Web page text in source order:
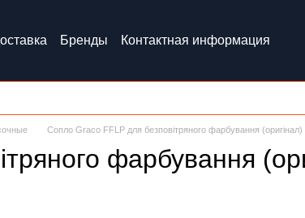
Бренды
Контактная информация
Сопло Graco FFLP для безповітряного фарбування (оригінал)
фарбування